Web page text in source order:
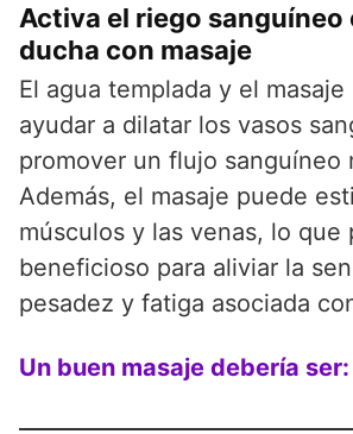
Activa el riego sanguíneo
ducha con masaje
El agua templada y el
ayudar a dilatar los vasos
promover un flujo sanguíneo
Además, el masaje puede
músculos y las venas, lo que
beneficioso para aliviar la
pesadez y fatiga asociada
Un buen masaje debería ser: